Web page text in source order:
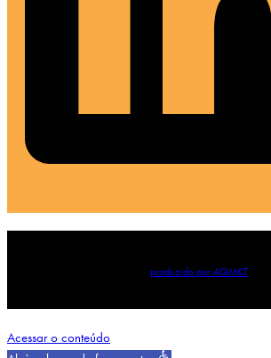
produzido por AQMKT
Acessar o conteúdo